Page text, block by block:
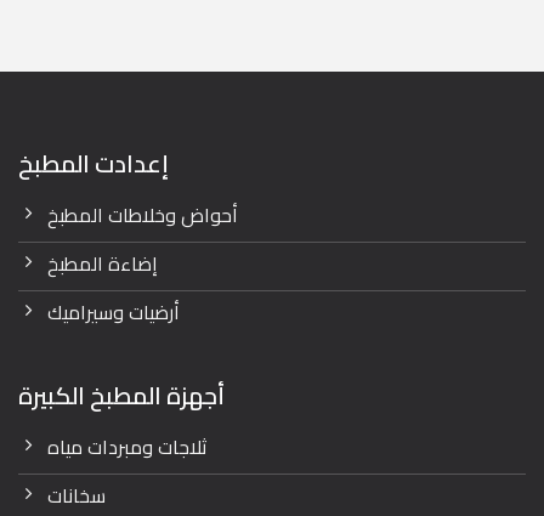
إعدادت المطبخ
أحواض وخلاطات المطبخ
إضاءة المطبخ
أرضيات وسيراميك
أجهزة المطبخ الكبيرة
ثلاجات ومبردات مياه
سخانات